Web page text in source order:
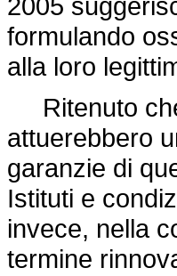
formulando
alla loro
Ritenuto
attuerebbero
garanzie di
Istituti e
invece, nella
termine